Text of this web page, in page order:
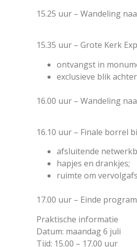
15.25 uur – Wandeling
15.35 uur – Grote Kerk
ontvangst in
exclusieve blik
16.00 uur – Wandeling
16.10 uur – Finale borrel
afsluitende
hapjes en drankjes;
ruimte om
17.00 uur – Einde
Praktische informatie
Datum: maandag 6 juli
Tijd: 15.00 – 17.00 uur